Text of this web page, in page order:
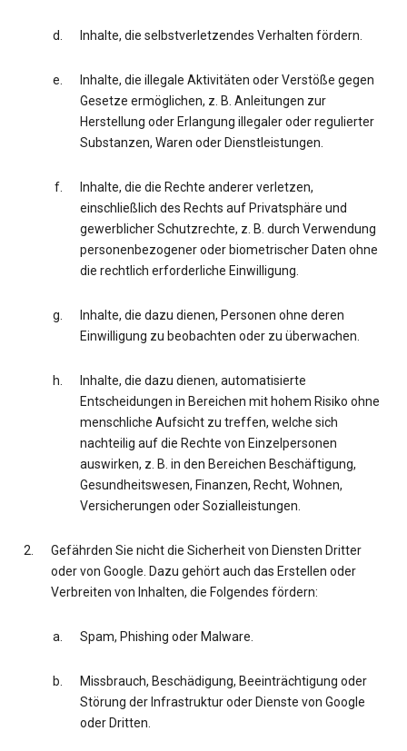
Inhalte, die selbstverletzendes Verhalten fördern.
Inhalte, die illegale Aktivitäten oder Verstöße gegen
Gesetze ermöglichen, z. B. Anleitungen zur
Herstellung oder Erlangung illegaler oder regulierter
Substanzen, Waren oder Dienstleistungen.
Inhalte, die die Rechte anderer verletzen,
einschließlich des Rechts auf Privatsphäre und
gewerblicher Schutzrechte, z. B. durch Verwendung
personenbezogener oder biometrischer Daten ohne
die rechtlich erforderliche Einwilligung.
Inhalte, die dazu dienen, Personen ohne deren
Einwilligung zu beobachten oder zu überwachen.
Inhalte, die dazu dienen, automatisierte
Entscheidungen in Bereichen mit hohem Risiko ohne
menschliche Aufsicht zu treffen, welche sich
nachteilig auf die Rechte von Einzelpersonen
auswirken, z. B. in den Bereichen Beschäftigung,
Gesundheitswesen, Finanzen, Recht, Wohnen,
Versicherungen oder Sozialleistungen.
Gefährden Sie nicht die Sicherheit von Diensten Dritter
oder von Google. Dazu gehört auch das Erstellen oder
Verbreiten von Inhalten, die Folgendes fördern:
Spam, Phishing oder Malware.
Missbrauch, Beschädigung, Beeinträchtigung oder
Störung der Infrastruktur oder Dienste von Google
oder Dritten.